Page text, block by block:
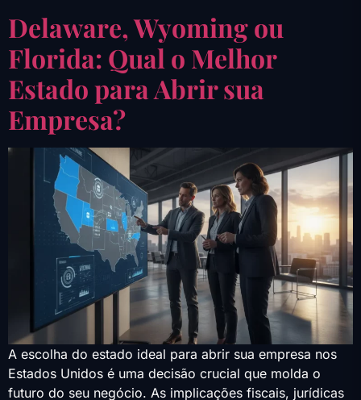
Delaware, Wyoming ou
Florida: Qual o Melhor
Estado para Abrir sua
Empresa?
A escolha do estado ideal para abrir sua empresa nos
Estados Unidos é uma decisão crucial que molda o
futuro do seu negócio. As implicações fiscais, jurídicas